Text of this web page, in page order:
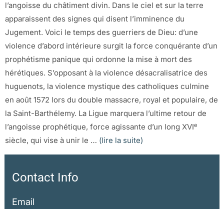
l’angoisse du châtiment divin. Dans le ciel et sur la terre
apparaissent des signes qui disent l’imminence du
Jugement. Voici le temps des guerriers de Dieu: d’une
violence d’abord intérieure surgit la force conquérante d’un
prophétisme panique qui ordonne la mise à mort des
hérétiques. S’opposant à la violence désacralisatrice des
huguenots, la violence mystique des catholiques culmine
en août 1572 lors du double massacre, royal et populaire, de
la Saint-Barthélemy. La Ligue marquera l’ultime retour de
l’angoisse prophétique, force agissante d’un long XVIe
siècle, qui vise à unir le … (lire la suite)
Contact Info
Email